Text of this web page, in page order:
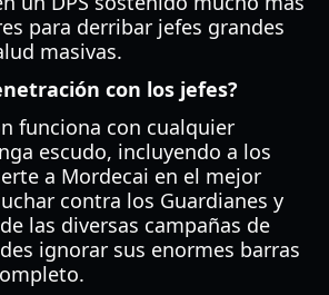
para derribar jefes grandes
masivas.
con los jefes?
funciona con cualquier
escudo, incluyendo a los
a Mordecai en el mejor
contra los Guardianes y
las diversas campañas de
ignorar sus enormes barras